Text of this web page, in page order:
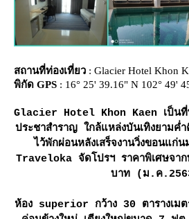
สถานที่ท่องเที่ยว : Glacier Hotel Khon
พิกัด GPS : 16° 25' 39.16" N 102° 49'
Glacier Hotel Khon Kaen เป็นที่
ประชาสำราญ ใกล้แหล่งบันเทิงยามค่
ไว้พักผ่อนหลังเสร็จงานวิ่งขอนแก่
Traveloka จัดโปรฯ ราคาพิเศษจา
บาท (ม.ค
ห้อง superior กว้าง 30 ตารางเม